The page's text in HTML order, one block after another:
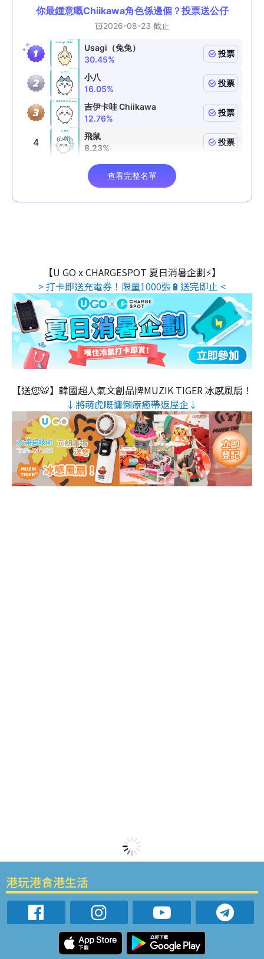
【U GO x CHARGESPOT 夏日消暑企劃⚡】
> 打卡即送充電券！限量1000張🔋送完即止 <
【送您🐯】韓國超人氣文創品牌MUZIK TIGER 冰感風扇！
↓將萌虎嘅慵懶療癒帶返屋企↓
港玩港食港生活